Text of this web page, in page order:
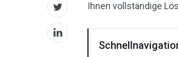
Ihnen vollständige